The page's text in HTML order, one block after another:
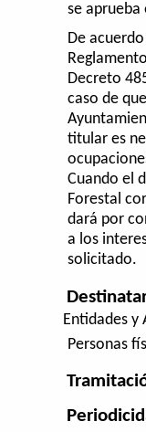
se aprueba
De
Decreto
caso de
titular es
Cuando el
Forestal
dará por
a los
solicitado.
Entidades y
Personas